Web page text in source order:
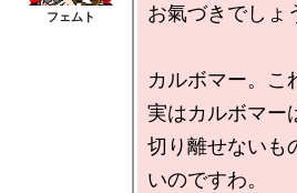
お氣づきでしょ
カルボマー。こ
実はカルボマー
切り離せないも
いのですわ。